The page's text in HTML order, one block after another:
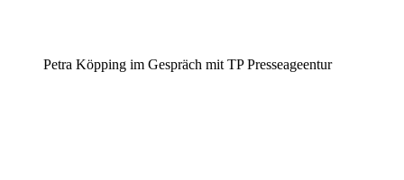
Petra Köpping im Gespräch mit TP Presseageentur